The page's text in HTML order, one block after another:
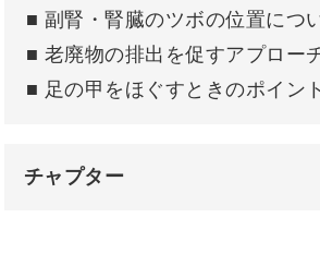
しかしこのマッサージなら、お風
毎日のルーティンに組み込みやす
■ 副腎・腎臓のツボの位置につ
■ 老廃物の排出を促すアプロー
■ 足の甲をほぐすときのポイント
チャプター